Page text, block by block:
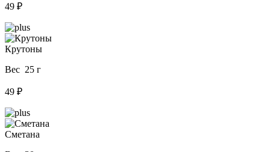
49 ₽
Крутоны
Вес 25 г
49 ₽
Сметана